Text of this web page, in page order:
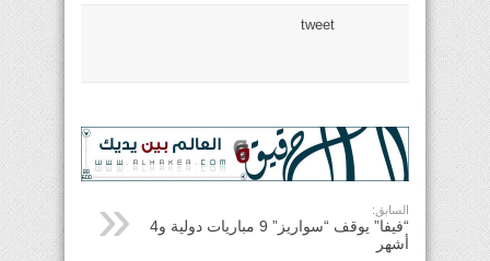
tweet
السابق:
“فيفا” يوقف “سواريز” 9 مباريات دولية و4
أشهر